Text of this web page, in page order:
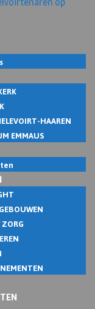
HAAREN
EMMAUS